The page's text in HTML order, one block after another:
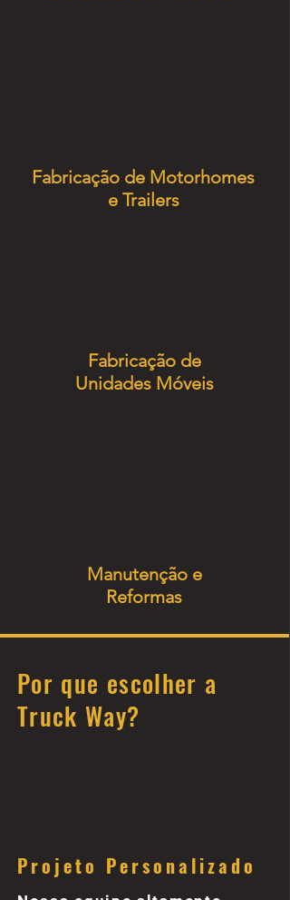
Fabricação de Motorhomes
e Trailers
Fabricação de
Unidades Móveis
Manutenção e
Reformas
Por que escolher a
Truck Way?
Projeto Personalizado